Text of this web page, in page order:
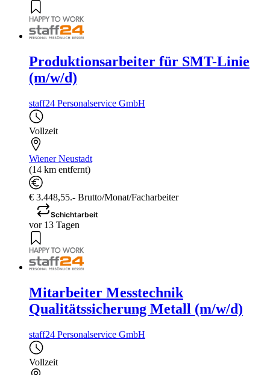
Produktionsarbeiter für SMT-Linie
(m/w/d)
staff24 Personalservice GmbH
Vollzeit
Wiener Neustadt
(14 km entfernt)
€ 3.448,55.- Brutto/Monat/Facharbeiter
Schichtarbeit
vor 13 Tagen
Mitarbeiter Messtechnik
Qualitätssicherung Metall (m/w/d)
staff24 Personalservice GmbH
Vollzeit